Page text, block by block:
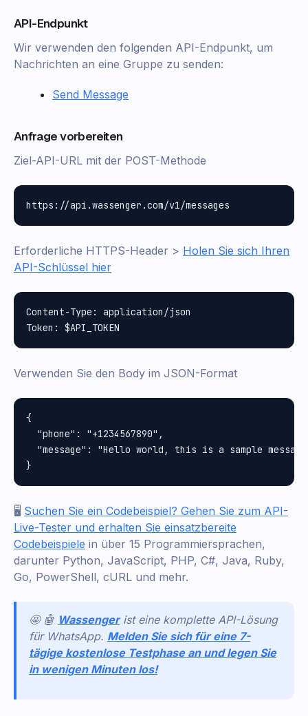
API-Endpunkt
Wir verwenden den folgenden API-Endpunkt, um
Nachrichten an eine Gruppe zu senden:
Send Message
Anfrage vorbereiten
Ziel-API-URL mit der POST-Methode
Erforderliche HTTPS-Header > Holen Sie sich Ihren
API-Schlüssel hier
Content-Type: application/json
Verwenden Sie den Body im JSON-Format
{
  "phone": "+1234567890",
"message": "Hello world, this is a sample
🖥️ Suchen Sie ein Codebeispiel? Gehen Sie zum API-
Live-Tester und erhalten Sie einsatzbereite
Codebeispiele in über 15 Programmiersprachen,
darunter Python, JavaScript, PHP, C#, Java, Ruby,
Go, PowerShell, cURL und mehr.
🤩 🤖 Wassenger ist eine komplette API-Lösung
für WhatsApp. Melden Sie sich für eine 7-
tägige kostenlose Testphase an und legen Sie
in wenigen Minuten los!